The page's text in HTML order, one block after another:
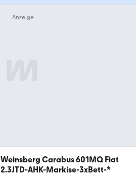
Weinsberg Carabus 601MQ Fiat
2.3JTD-AHK-Markise-3xBett-*